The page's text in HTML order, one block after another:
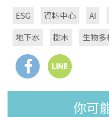
ESG 資料中心 AI
地下水
樹木 生物多
你可